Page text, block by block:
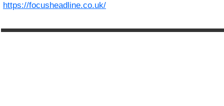
https://focusheadline.co.uk/